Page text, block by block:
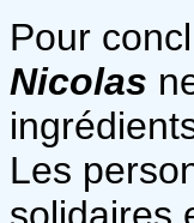
Pour
Nicolas
Les